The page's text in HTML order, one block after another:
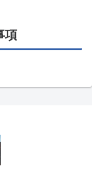
項